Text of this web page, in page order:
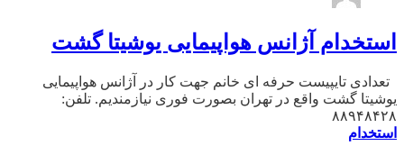
استخدام آژانس هواپیمایی یوشیتا گشت
تعدادی تایپیست حرفه ای خانم جهت کار در آژانس هواپیمایی
یوشیتا گشت واقع در تهران بصورت فوری نیازمندیم. تلفن:
۸۸۹۴۸۴۲۸
استخدام